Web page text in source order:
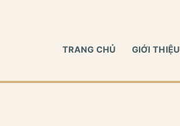
TRANG CHỦ GIỚI THIỆU